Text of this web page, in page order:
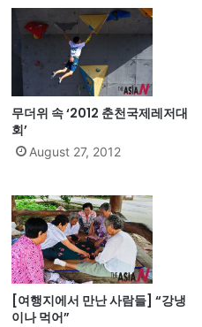
무더위 속 ‘2012 춘천국제레저대
회’
August 27, 2012
[여행지에서 만난 사람들] “강냉
이나 먹어”